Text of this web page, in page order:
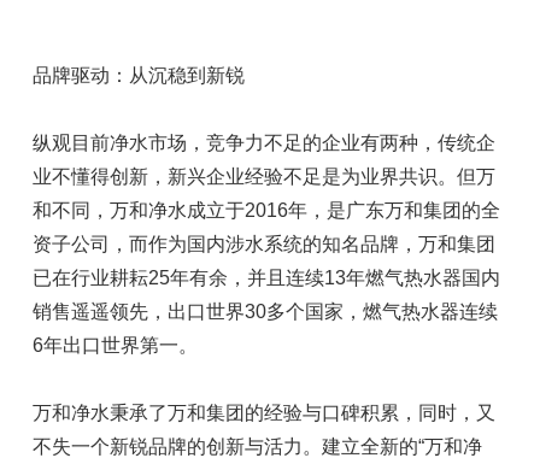
品牌驱动：从沉稳到新锐
纵观目前净水市场，竞争力不足的企业有两种，传统企
业不懂得创新，新兴企业经验不足是为业界共识。但万
和不同，万和净水成立于2016年，是广东万和集团的全
资子公司，而作为国内涉水系统的知名品牌，万和集团
已在行业耕耘25年有余，并且连续13年燃气热水器国内
销售遥遥领先，出口世界30多个国家，燃气热水器连续
6年出口世界第一。
万和净水秉承了万和集团的经验与口碑积累，同时，又
不失一个新锐品牌的创新与活力。建立全新的“万和净